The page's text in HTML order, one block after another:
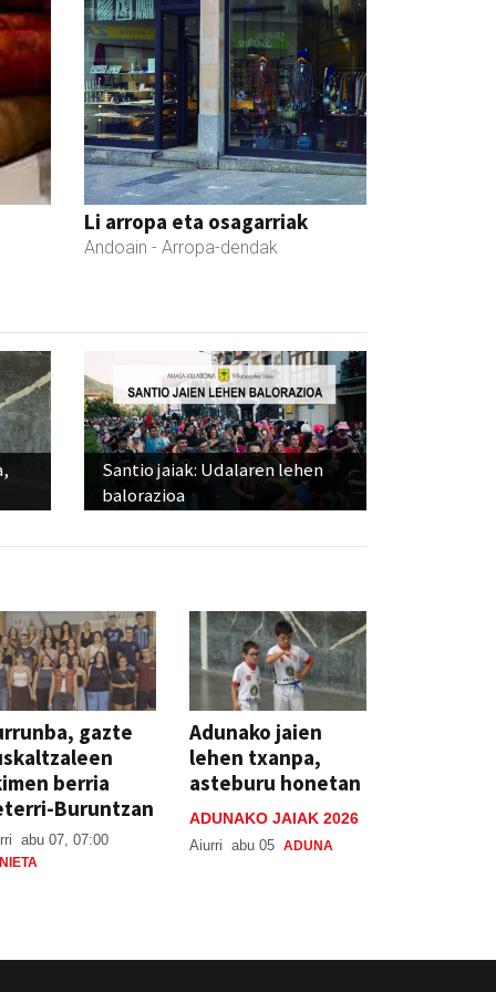
Li arropa eta osagarriak
Andoain - Arropa-dendak
Santio jaiak: Udalaren lehen
balorazioa
gazte
berria
Buruntzan
abu 07, 07:00
Adunako jaien
lehen txanpa,
asteburu honetan
ADUNAKO JAIAK 2026
Aiurri abu 05 ADUNA